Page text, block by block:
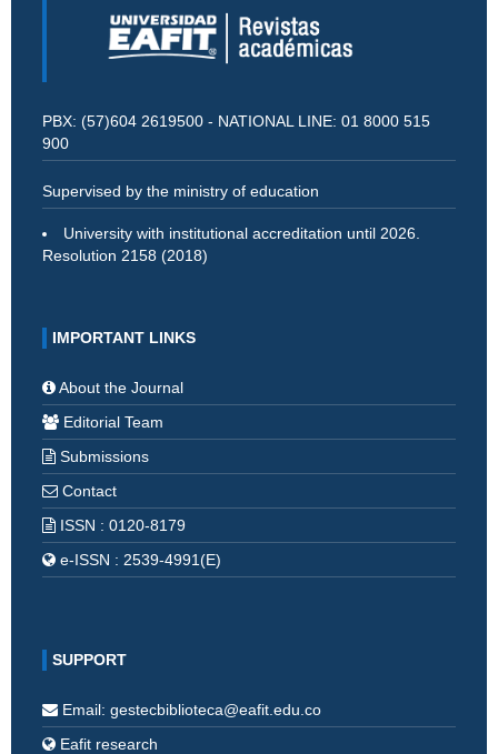
PBX: (57)604 2619500 - NATIONAL LINE: 01 8000 515
900
Supervised by the ministry of education
University with institutional accreditation until 2026.
Resolution 2158 (2018)
IMPORTANT LINKS
About the Journal
Editorial Team
Submissions
Contact
ISSN : 0120-8179
e-ISSN : 2539-4991(E)
SUPPORT
Email: gestecbiblioteca@eafit.edu.co
Eafit research